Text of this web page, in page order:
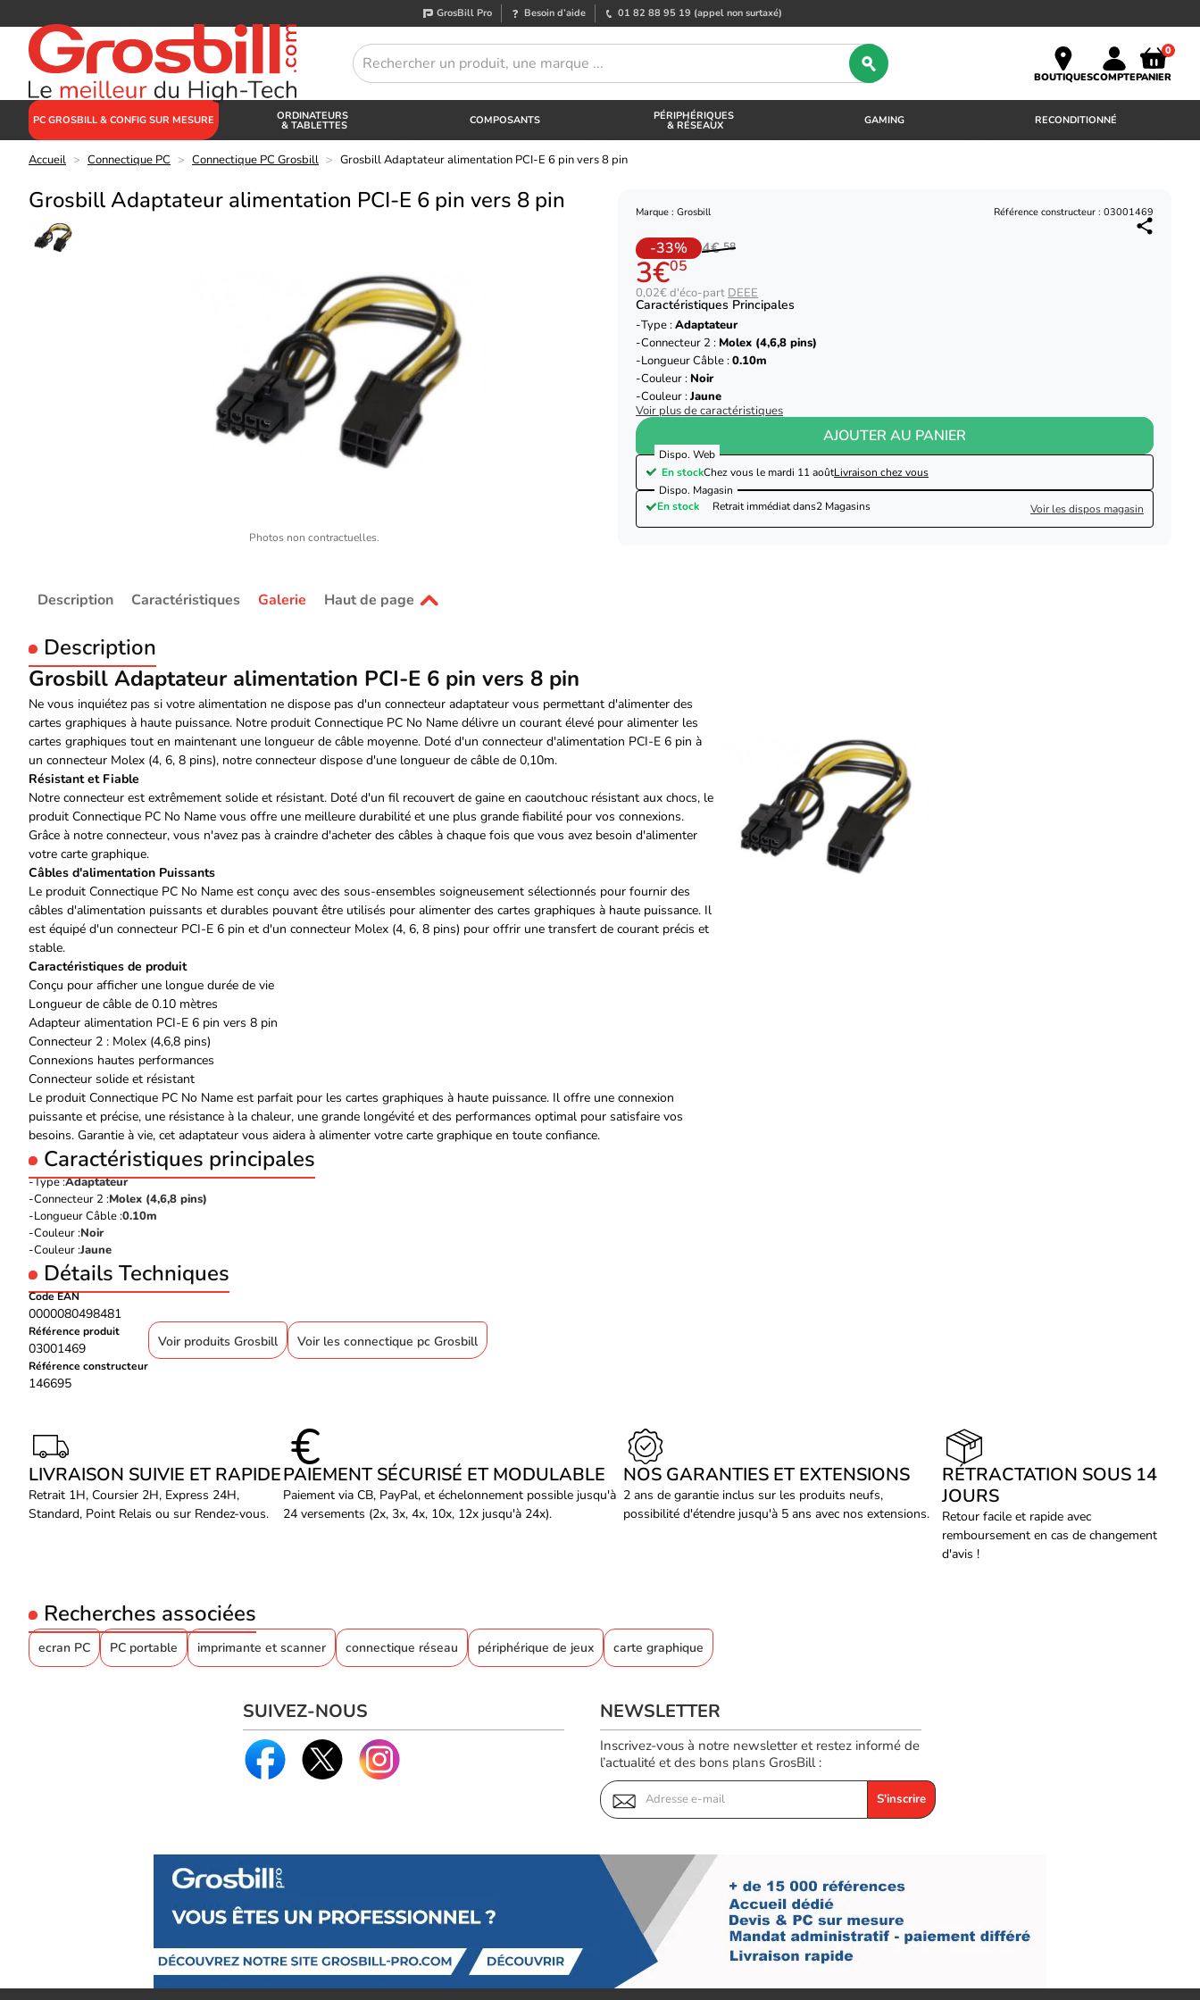
GrosBill Pro Besoin d’aide 01 82 88 95 19 (appel non surtaxé)
BOUTIQUESCOMPTE
0
PANIER
PC GROSBILL & CONFIG SUR MESURE ORDINATEURS
& TABLETTES COMPOSANTS PÉRIPHÉRIQUES
& RÉSEAUX GAMING RECONDITIONNÉ
Accueil > Connectique PC > Connectique PC Grosbill > Grosbill Adaptateur alimentation PCI-E 6 pin vers 8 pin
Grosbill Adaptateur alimentation PCI-E 6 pin vers 8 pin
Photos non contractuelles.
Marque : Grosbill Référence constructeur : 03001469
-33% 4€ 58
3€05
0,02€ d'éco-part DEEE
Caractéristiques Principales
Type :Adaptateur
Connecteur 2 : Molex (4,6,8 pins)
Longueur Câble :0.10m
Couleur : Noir
Couleur :Jaune
Voir plus de caractéristiques
AJOUTER AU PANIER
Dispo. Web
En stockChez vous le mardi 11 aoûtLivraison chez vous
Dispo. Magasin
En stock
Retrait immédiat dans2 Magasins Voir les dispos magasin
Description Caractéristiques Galerie Haut de page
Description
Grosbill Adaptateur alimentation PCI-E 6 pin vers 8 pin
Ne vous inquiétez pas si votre alimentation ne dispose pas d'un connecteur adaptateur vous permettant d'alimenter des
cartes graphiques à haute puissance. Notre produit Connectique PC No Name délivre un courant élevé pour alimenter les
cartes graphiques tout en maintenant une longueur de câble moyenne. Doté d'un connecteur d'alimentation PCI-E 6 pin à
un connecteur Molex (4, 6, 8 pins), notre connecteur dispose d'une longueur de câble de 0,10m.
Résistant et Fiable
Notre connecteur est extrêmement solide et résistant. Doté d'un fil recouvert de gaine en caoutchouc résistant aux chocs, le
produit Connectique PC No Name vous offre une meilleure durabilité et une plus grande fiabilité pour vos connexions.
Grâce à notre connecteur, vous n'avez pas à craindre d'acheter des câbles à chaque fois que vous avez besoin d'alimenter
votre carte graphique.
Câbles d'alimentation Puissants
Le produit Connectique PC No Name est conçu avec des sous-ensembles soigneusement sélectionnés pour fournir des
câbles d'alimentation puissants et durables pouvant être utilisés pour alimenter des cartes graphiques à haute puissance. Il
est équipé d'un connecteur PCI-E 6 pin et d'un connecteur Molex (4, 6, 8 pins) pour offrir une transfert de courant précis et
stable.
Caractéristiques de produit
Conçu pour afficher une longue durée de vie
Longueur de câble de 0.10 mètres
Adapteur alimentation PCI-E 6 pin vers 8 pin
Connecteur 2 : Molex (4,6,8 pins)
Connexions hautes performances
Connecteur solide et résistant
Le produit Connectique PC No Name est parfait pour les cartes graphiques à haute puissance. Il offre une connexion
puissante et précise, une résistance à la chaleur, une grande longévité et des performances optimal pour satisfaire vos
besoins. Garantie à vie, cet adaptateur vous aidera à alimenter votre carte graphique en toute confiance.
Caractéristiques principales
Type :Adaptateur
Connecteur 2 :Molex (4,6,8 pins)
Longueur Câble :0.10m
Couleur :Noir
Couleur :Jaune
Détails Techniques
Code EAN
0000080498481
Référence produit
03001469
Référence constructeur
146695
Voir produits Grosbill Voir les connectique pc Grosbill
LIVRAISON SUIVIE ET RAPIDE
Retrait 1H, Coursier 2H, Express 24H,
Standard, Point Relais ou sur Rendez-vous.
PAIEMENT SÉCURISÉ ET MODULABLE
Paiement via CB, PayPal, et échelonnement possible jusqu'à
24 versements (2x, 3x, 4x, 10x, 12x jusqu'à 24x).
NOS GARANTIES ET EXTENSIONS
2 ans de garantie inclus sur les produits neufs,
possibilité d'étendre jusqu'à 5 ans avec nos extensions.
RÉTRACTATION SOUS 14
JOURS
Retour facile et rapide avec
remboursement en cas de changement
d'avis !
Recherches associées
ecran PC PC portable imprimante et scanner connectique réseau périphérique de jeux carte graphique
SUIVEZ-NOUS NEWSLETTER
Inscrivez-vous à notre newsletter et restez informé de
l’actualité et des bons plans GrosBill :
S'inscrire